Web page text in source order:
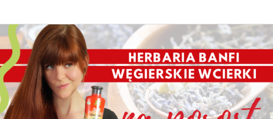
WCIERKI
BANFI
NA POROST
WŁOSÓW